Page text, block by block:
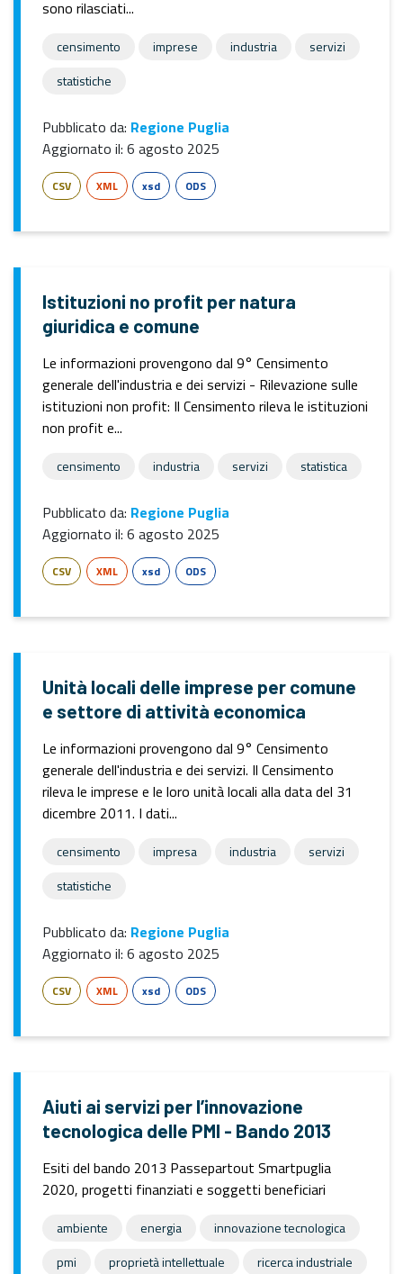
sono rilasciati...
censimento imprese industria
servizi
statistiche
Pubblicato da: Regione Puglia
Aggiornato il: 6 agosto 2025
CSV XML xsd ODS
Istituzioni no profit per natura
giuridica e comune
Le informazioni provengono dal 9° Censimento
generale dell'industria e dei servizi - Rilevazione sulle
istituzioni non profit: Il Censimento rileva le istituzioni
non profit e...
censimento industria servizi statistica
Pubblicato da: Regione Puglia
Aggiornato il: 6 agosto 2025
CSV XML xsd ODS
Unità locali delle imprese per comune
e settore di attività economica
Le informazioni provengono dal 9° Censimento
generale dell'industria e dei servizi. Il Censimento
rileva le imprese e le loro unità locali alla data del 31
dicembre 2011. I dati...
censimento impresa industria
servizi
statistiche
Pubblicato da: Regione Puglia
Aggiornato il: 6 agosto 2025
CSV XML xsd ODS
Aiuti ai servizi per l’innovazione
tecnologica delle PMI - Bando 2013
Esiti del bando 2013 Passepartout Smartpuglia
2020, progetti finanziati e soggetti beneficiari
ambiente energia
innovazione tecnologica
pmi
proprietà intellettuale
ricerca industriale